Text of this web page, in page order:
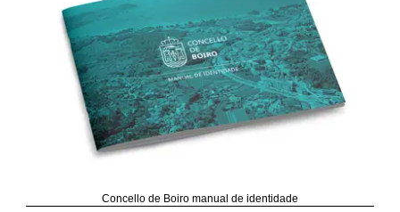
Concello de Boiro manual de identidade